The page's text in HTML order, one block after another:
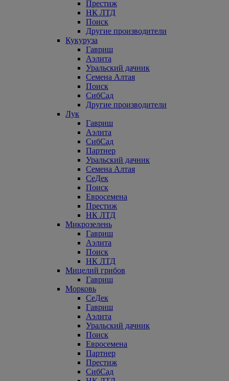
Престиж
НК ЛТД
Поиск
Другие производители
Кукуруза
Гавриш
Аэлита
Уральский дачник
Семена Алтая
Поиск
СибСад
Другие производители
Лук
Гавриш
Аэлита
СибСад
Партнер
Уральский дачник
Семена Алтая
СеДек
Поиск
Евросемена
Престиж
НК ЛТД
Микрозелень
Гавриш
Аэлита
Поиск
НК ЛТД
Мицелий грибов
Гавриш
Морковь
СеДек
Гавриш
Аэлита
Уральский дачник
Поиск
Евросемена
Партнер
Престиж
СибСад